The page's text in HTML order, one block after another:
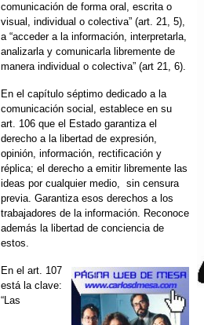
comunicación de forma oral, escrita o
visual, individual o colectiva” (art. 21, 5),
a “acceder a la información, interpretarla,
analizarla y comunicarla libremente de
manera individual o colectiva” (art 21, 6).
En el capítulo séptimo dedicado a la
comunicación social, establece en su
art. 106 que el Estado garantiza el
derecho a la libertad de expresión,
opinión, información, rectificación y
réplica; el derecho a emitir libremente las
ideas por cualquier medio, sin censura
previa. Garantiza esos derechos a los
trabajadores de la información. Reconoce
además la libertad de conciencia de
estos.
En el art. 107
está la clave:
“Las